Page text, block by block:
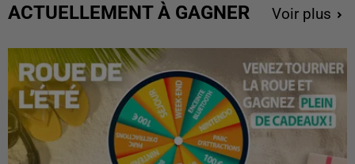
ACTUELLEMENT À GAGNER Voir plus